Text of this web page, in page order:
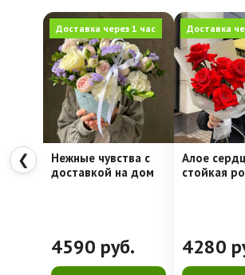
❮
Доставка через 1 час
Нежные чувства с
доставкой на дом
4590 руб.
Доставка
Алое
стойкая
4280